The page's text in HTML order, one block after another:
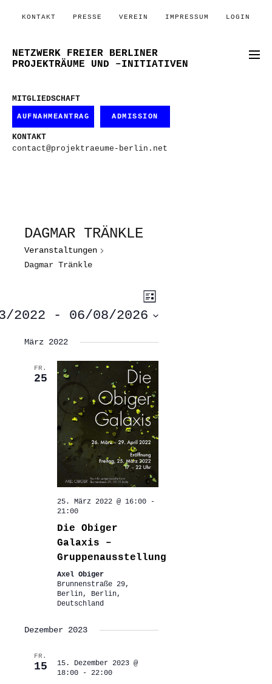
KONTAKT PRESSE VEREIN IMPRESSUM LOGIN
NETZWERK FREIER BERLINER
PROJEKTRÄUME UND –INITIATIVEN
MITGLIEDSCHAFT
AUFNAHMEANTRAG ADMISSION
KONTAKT
contact@projektraeume-berlin.net
DAGMAR TRÄNKLE
Veranstaltungen
Dagmar Tränkle
ANSICHTEN-
NAVIGATION
VERANSTALTUNG
ANSICHTEN-
Liste
2022 - 06/08/2026
März 2022
FR.
25
25. März 2022 @ 16:00-
21:00
Die Obiger
Galaxis –
Gruppenausstellung
Axel Obiger
Brunnenstraße 29,
Berlin, Berlin,
Deutschland
Dezember 2023
FR.
15
15. Dezember 2023 @
18:00- 22:00